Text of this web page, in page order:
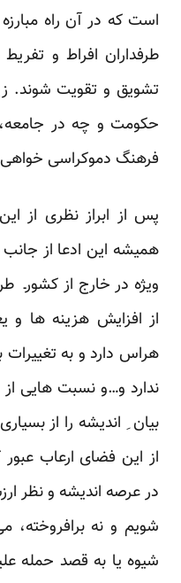
است که در آن راه
طرفداران افراط و
تشویق و تقویت شوند.
حکومت و چه در
فرهنگ دموکراسی
پس از ابراز نظری از
همیشه این ادعا از جانب
ویژه در خارج از
از افزایش هزینه ها و
هراس دارد و به تغییرات
ندارد و…و نسبت هایی
بیان ِ اندیشه را از
از این فضای ارعاب
در عرصه اندیشه و نظر
شویم و نه برافروخته،
شیوه یا به قصد حمله